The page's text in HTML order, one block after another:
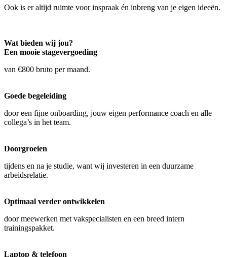
Ook is er altijd ruimte voor inspraak én inbreng van je eigen ideeën.
Wat bieden wij jou?
Een mooie stagevergoeding
van €800 bruto per maand.
Goede begeleiding
door een fijne onboarding, jouw eigen performance coach en alle
collega’s in het team.
Doorgroeien
tijdens en na je studie, want wij investeren in een duurzame
arbeidsrelatie.
Optimaal verder ontwikkelen
door meewerken met vakspecialisten en een breed intern
trainingspakket.
Laptop & telefoon